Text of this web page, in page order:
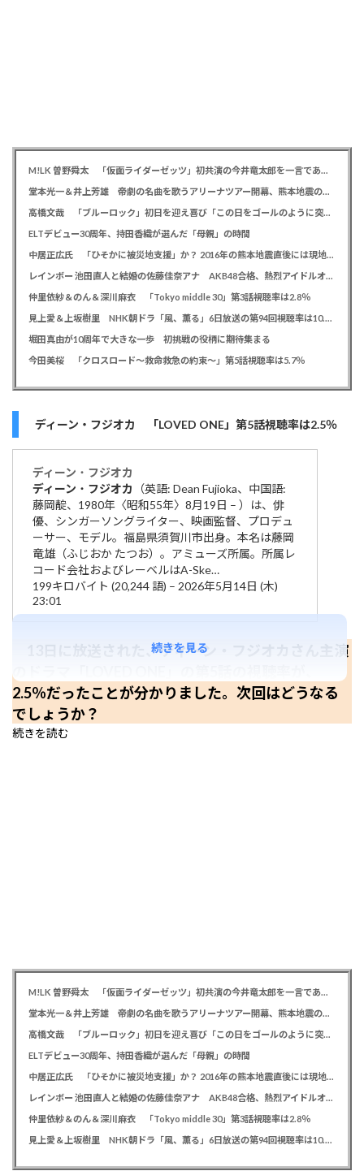
M!LK 曽野舜太 「仮面ライダーゼッツ」初共演の今井竜太郎を一言であらわすと「大きいゴールデンレトリバー
堂本光一＆井上芳雄 帝劇の名曲を歌うアリーナツアー開幕、熊本地震の募金箱も設置「ステージから元気を届けられる形になれば」
高橋文哉 「ブルーロック」初日を迎え喜び「この日をゴールのように突っ走ってきた」
ELTデビュー30周年、持田香織が選んだ「母親」の時間
中居正広氏 「ひそかに被災地支援」か？ 2016年の熊本地震直後には現地で炊き出し 親友・松本人志の闘病に心を痛め、頻繁に連絡も
レインボー 池田直人と結婚の佐藤佳奈アナ AKB48合格、熱烈アイドルオタク「さかなちゃん」として人気に、7月末に読売テレビ退社
仲里依紗＆のん＆深川麻衣 「Tokyo middle 30」第3話視聴率は2.8％
見上愛＆上坂樹里 NHK朝ドラ「風、薫る」6日放送の第94回視聴率は10.4％
堀田真由が10周年で大きな一歩 初挑戦の役柄に期待集まる
今田美桜 「クロスロード～救命救急の約束～」第5話視聴率は5.7％
ディーン・フジオカ 「LOVED ONE」第5話視聴率は2.5％
ディーン ・ フジオカ
ディーン ・ フジオカ
（英語: Dean Fujioka、中国語:
藤岡靛、1980年〈昭和55年〉8月19日 – ）は、俳
優、シンガーソングライター、映画監督、プロデュ
ーサー、モデル。福島県須賀川市出身。本名は藤岡
竜雄（ふじおか たつお）。アミューズ所属。所属レ
コード会社およびレーベルはA-Ske…
199キロバイト (20,244 語) – 2026年5月14日 (木)
23:01
13日に放送された、ディーン・フジオカさん主演
のドラマ「LOVED ONE」の第5話の視聴率が、
2.5％だったことが分かりました。次回はどうなる
でしょうか？
続きを読む
続きを見る
M!LK 曽野舜太 「仮面ライダーゼッツ」初共演の今井竜太郎を一言であらわすと「大きいゴールデンレトリバー
堂本光一＆井上芳雄 帝劇の名曲を歌うアリーナツアー開幕、熊本地震の募金箱も設置「ステージから元気を届けられる形になれば」
高橋文哉 「ブルーロック」初日を迎え喜び「この日をゴールのように突っ走ってきた」
ELTデビュー30周年、持田香織が選んだ「母親」の時間
中居正広氏 「ひそかに被災地支援」か？ 2016年の熊本地震直後には現地で炊き出し 親友・松本人志の闘病に心を痛め、頻繁に連絡も
レインボー 池田直人と結婚の佐藤佳奈アナ AKB48合格、熱烈アイドルオタク「さかなちゃん」として人気に、7月末に読売テレビ退社
仲里依紗＆のん＆深川麻衣 「Tokyo middle 30」第3話視聴率は2.8％
見上愛＆上坂樹里 NHK朝ドラ「風、薫る」6日放送の第94回視聴率は10.4％